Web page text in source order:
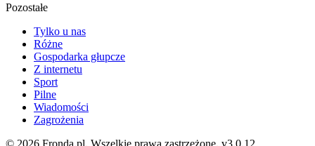
Pozostałe
Tylko u nas
Różne
Gospodarka głupcze
Z internetu
Sport
Pilne
Wiadomości
Zagrożenia
© 2026 Fronda.pl. Wszelkie prawa zastrzeżone. v3.0.12